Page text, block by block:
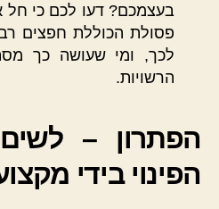
בעצמכם? דעו לכם כי
פסולת הכוללת חפצים
לכך, ומי שעושה כך
הרשויות.
הפתרון –
הפינוי בידי